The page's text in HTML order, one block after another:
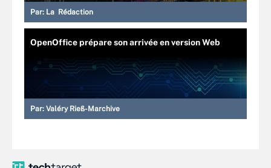
Par: La Rédaction
OpenOffice prépare son arrivée en version Web
Par: Valéry Rieß-Marchive